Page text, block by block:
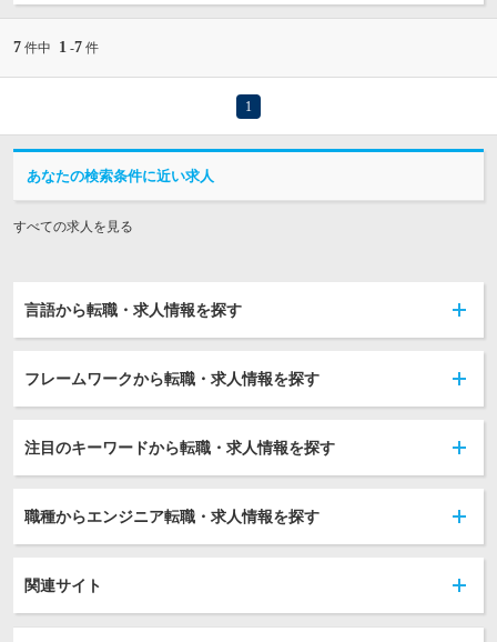
7 件中 1 -7 件
1
あなたの検索条件に近い求人
すべての求人を見る
言語から転職・求人情報を探す
フレームワークから転職・求人情報を探す
注目のキーワードから転職・求人情報を探す
職種からエンジニア転職・求人情報を探す
関連サイト